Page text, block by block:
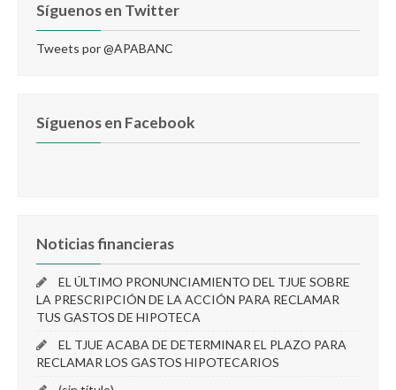
Síguenos en Twitter
Tweets por @APABANC
Síguenos en Facebook
Noticias financieras
EL ÚLTIMO PRONUNCIAMIENTO DEL TJUE SOBRE
LA PRESCRIPCIÓN DE LA ACCIÓN PARA RECLAMAR
TUS GASTOS DE HIPOTECA
EL TJUE ACABA DE DETERMINAR EL PLAZO PARA
RECLAMAR LOS GASTOS HIPOTECARIOS